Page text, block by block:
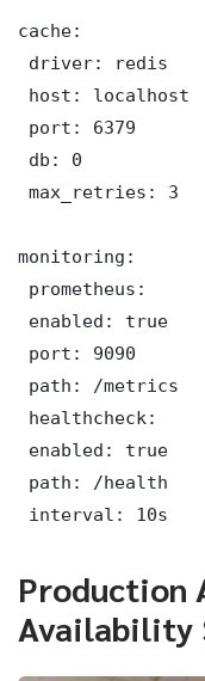
cache:
driver: redis
host: localhost
port: 6379
db: 0
max_retries: 3
monitoring:
prometheus:
enabled: true
port: 9090
path: /metrics
healthcheck:
enabled: true
path: /health
interval: 10s
Production
Availability